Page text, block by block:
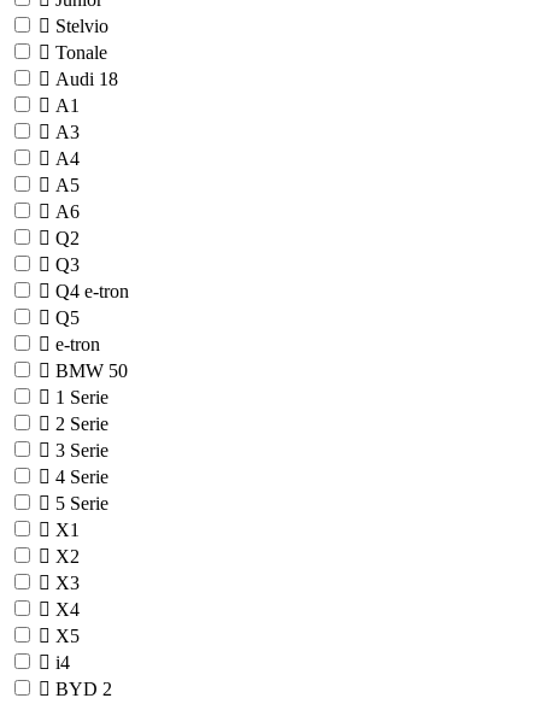
Stelvio
Tonale
Audi 18
A1
A3
A4
A5
A6
Q2
Q3
Q4 e-tron
Q5
e-tron
BMW 50
1 Serie
2 Serie
3 Serie
4 Serie
5 Serie
X1
X2
X3
X4
X5
i4
BYD 2